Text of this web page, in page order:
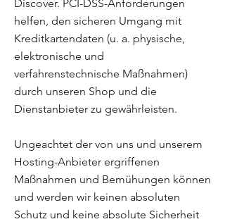
Discover. PCI-DSS-Anforderungen
helfen, den sicheren Umgang mit
Kreditkartendaten (u. a. physische,
elektronische und
verfahrenstechnische Maßnahmen)
durch unseren Shop und die
Dienstanbieter zu gewährleisten.
Ungeachtet der von uns und unserem
Hosting-Anbieter ergriffenen
Maßnahmen und Bemühungen können
und werden wir keinen absoluten
Schutz und keine absolute Sicherheit